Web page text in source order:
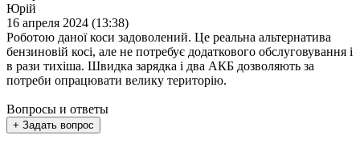
Юрій
16 апреля 2024 (13:38)
Роботою даної коси задоволений. Це реальна альтернатива
бензиновій косі, але не потребує додаткового обслуговування і
в рази тихіша. Швидка зарядка і два АКБ дозволяють за
потреби опрацювати велику територію.
Вопросы и ответы
+ Задать вопрос